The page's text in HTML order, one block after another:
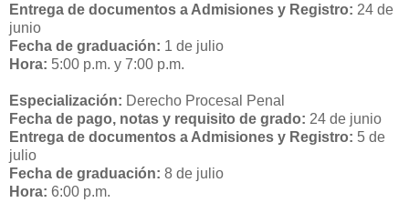
Entrega de documentos a Admisiones y Registro: 24 de
junio
Fecha de graduación: 1 de julio
Hora: 5:00 p.m. y 7:00 p.m.
Especialización: Derecho Procesal Penal
Fecha de pago, notas y requisito de grado: 24 de junio
Entrega de documentos a Admisiones y Registro: 5 de
julio
Fecha de graduación: 8 de julio
Hora: 6:00 p.m.